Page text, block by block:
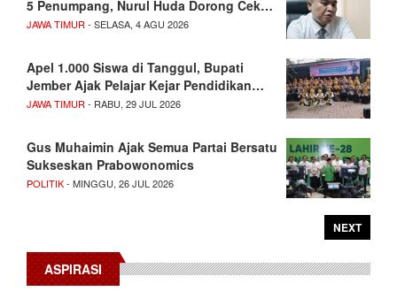
5 Penumpang, Nurul Huda Dorong Cek…
JAWA TIMUR - SELASA, 4 AGU 2026
Apel 1.000 Siswa di Tanggul, Bupati
Jember Ajak Pelajar Kejar Pendidikan…
JAWA TIMUR - RABU, 29 JUL 2026
Gus Muhaimin Ajak Semua Partai Bersatu
Sukseskan Prabowonomics
POLITIK- MINGGU, 26 JUL 2026
NEXT
ASPIRASI